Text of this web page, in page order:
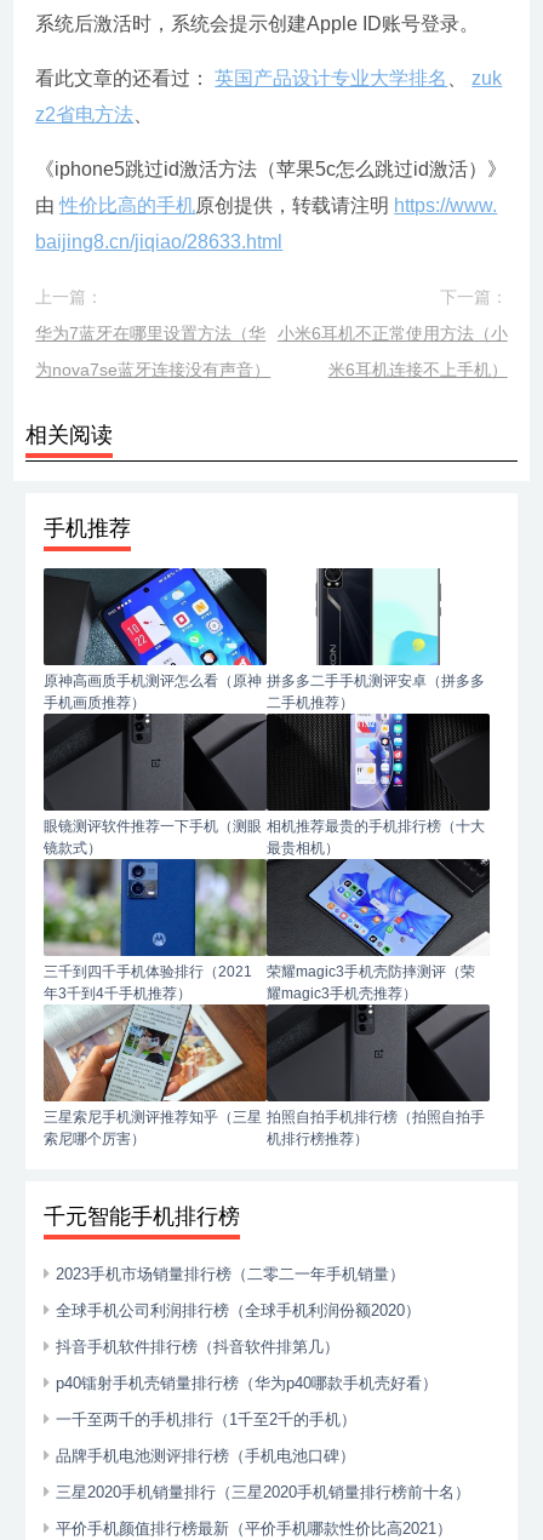
系统后激活时，系统会提示创建Apple ID账号登录。
看此文章的还看过：英国产品设计专业大学排名
zuk
z2省电方法
《iphone5跳过id激活方法（苹果5c怎么跳过id激活）》
由性价比高的手机原创提供，转载请注明 https://www.
baijing8.cn/jiqiao/28633.html
上一篇：
华为7蓝牙在哪里设置方法（华
为nova7se蓝牙连接没有声音）
下一篇：
小米6耳机不正常使用方法（小
米6耳机连接不上手机）
相关阅读
手机推荐
原神高画质手机测评怎么看（原神
手机画质推荐）
拼多多二手手机测评安卓（拼多多
二手机推荐）
眼镜测评软件推荐一下手机（测眼
镜款式）
相机推荐最贵的手机排行榜（十大
最贵相机）
三千到四千手机体验排行（2021
年3千到4千手机推荐）
荣耀magic3手机壳防摔测评（荣
耀magic3手机壳推荐）
三星索尼手机测评推荐知乎（三星
索尼哪个厉害）
拍照自拍手机排行榜（拍照自拍手
机排行榜推荐）
千元智能手机排行榜
2023手机市场销量排行榜（二零二一年手机销量）
全球手机公司利润排行榜（全球手机利润份额2020）
抖音手机软件排行榜（抖音软件排第几）
p40镭射手机壳销量排行榜（华为p40哪款手机壳好看）
一千至两千的手机排行（1千至2千的手机）
品牌手机电池测评排行榜（手机电池口碑）
三星2020手机销量排行（三星2020手机销量排行榜前十名）
平价手机颜值排行榜最新（平价手机哪款性价比高2021）